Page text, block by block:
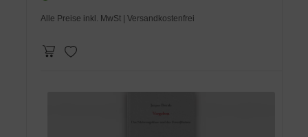
Alle Preise inkl. MwSt | Versandkostenfrei